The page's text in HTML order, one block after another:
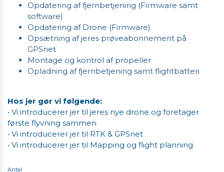
Opdatering af fjernbetjening (Firmware samt
software)
Opdatering af Drone (Firmware)
Opsætning af jeres prøveabonnement på
GPSnet
Montage og kontrol af propeller
​​​Opladning af fjernbetjening samt flightbatteri
Hos jer gør vi følgende:
• Vi introducerer jer til jeres nye drone og foretager
første flyvning sammen
• Vi introducerer jer til RTK & GPSnet
• Vi introducerer jer til Mapping og flight planning
Antal